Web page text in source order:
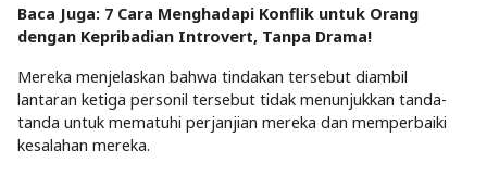
Baca Juga: 7 Cara Menghadapi Konflik untuk Orang
dengan Kepribadian Introvert, Tanpa Drama!
Mereka menjelaskan bahwa tindakan tersebut diambil
lantaran ketiga personil tersebut tidak menunjukkan tanda-
tanda untuk mematuhi perjanjian mereka dan memperbaiki
kesalahan mereka.